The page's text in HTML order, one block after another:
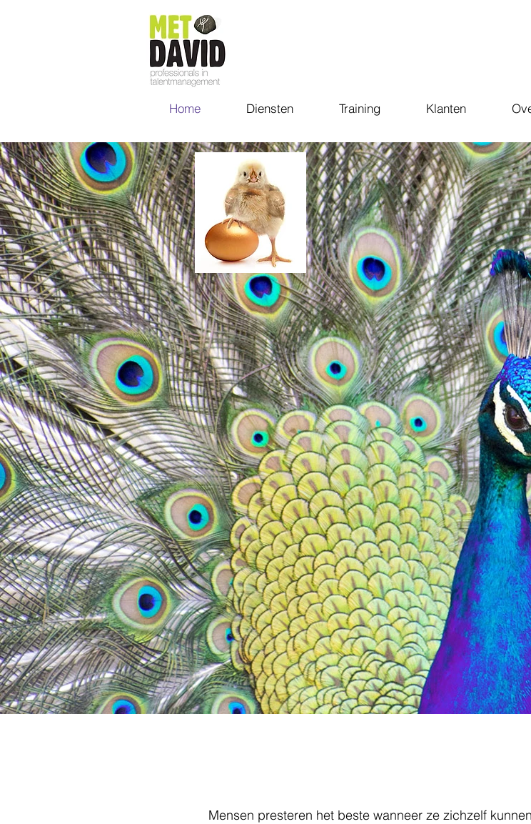
Home Diensten Training Klanten
WHEN TALENT
IS THE DRIVE
SUCCESS IS GUARANTEED
Mensen presteren het beste wanneer ze zichzelf